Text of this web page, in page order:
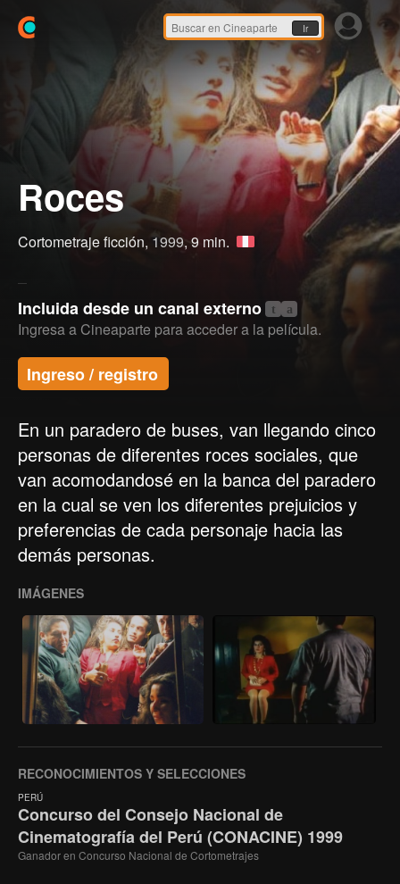
Ir
Roces
Cortometraje ficción, 1999, 9 min.
Incluida desde un canal externo t a
Ingresa a Cineaparte para acceder a la película.
Ingreso / registro
En un paradero de buses, van llegando cinco
personas de diferentes roces sociales, que
van acomodandosé en la banca del paradero
en la cual se ven los diferentes prejuicios y
preferencias de cada personaje hacia las
demás personas.
IMÁGENES
RECONOCIMIENTOS Y SELECCIONES
PERÚ
Concurso del Consejo Nacional de
Cinematografía del Perú (CONACINE) 1999
Ganador en Concurso Nacional de Cortometrajes